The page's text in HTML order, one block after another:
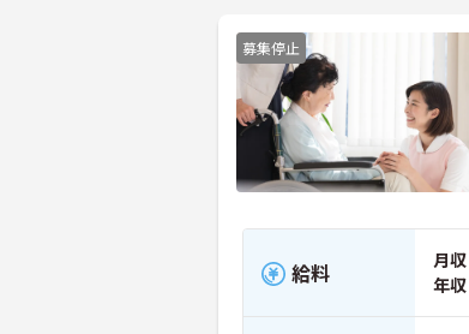
募集停止
給料 月収
年収